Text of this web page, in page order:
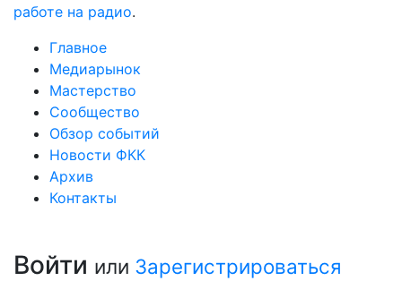
работе на радио.
Главное
Медиарынок
Мастерство
Сообщество
Обзор событий
Новости ФКК
Архив
Контакты
Войти или Зарегистрироваться